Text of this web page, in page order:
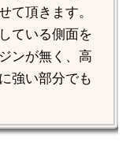
て頂きます。
ている側面を
ンが無く、高
強い部分でも